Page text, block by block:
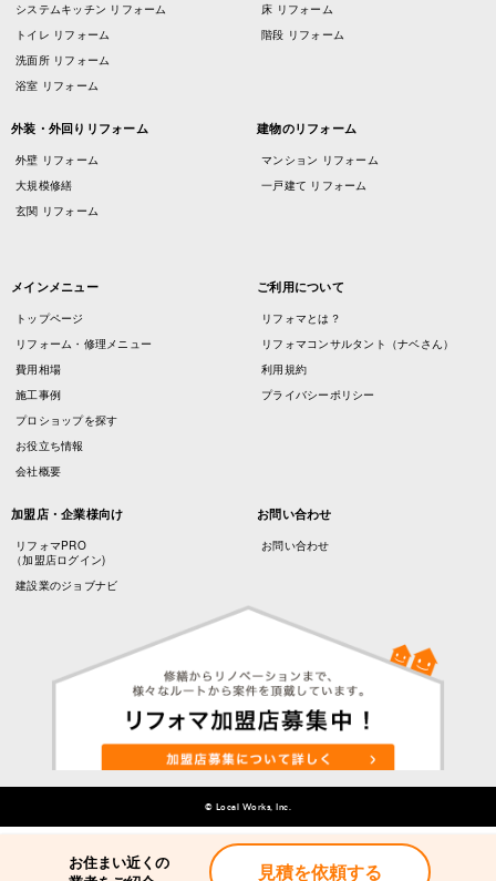
お住まい近くの
見積を依頼する
システムキッチン リフォーム
トイレ リフォーム
洗面所 リフォーム
浴室 リフォーム
床 リフォーム
階段 リフォーム
外装・外回りリフォーム
外壁 リフォーム
大規模修繕
玄関 リフォーム
建物のリフォーム
マンション リフォーム
一戸建て リフォーム
メインメニュー
トップページ
リフォーム・修理メニュー
費用相場
施工事例
プロショップを探す
お役立ち情報
会社概要
ご利用について
リフォマとは？
リフォマコンサルタント（ナベさん）
利用規約
プライバシーポリシー
加盟店・企業様向け
リフォマPRO
（加盟店ログイン)
建設業のジョブナビ
お問い合わせ
お問い合わせ
© Local Works, Inc.
お住まい近くの
見積を依頼する